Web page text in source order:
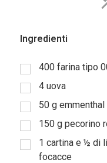
Ingredienti
400 farina tipo
4 uova
50 g
150 g pecorino
1 cartina e ½ di
focacce